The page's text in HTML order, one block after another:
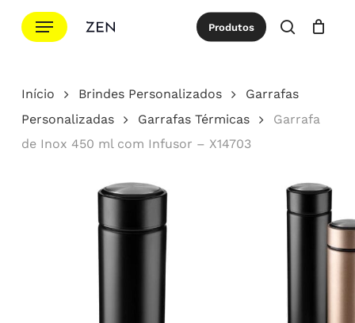
para
principal
Menu Produtos
procurar
Cotação Close
Início Brindes Personalizados
Garrafas
Personalizadas
Garrafas Térmicas
Garrafa
de Inox 450 ml com Infusor – X14703